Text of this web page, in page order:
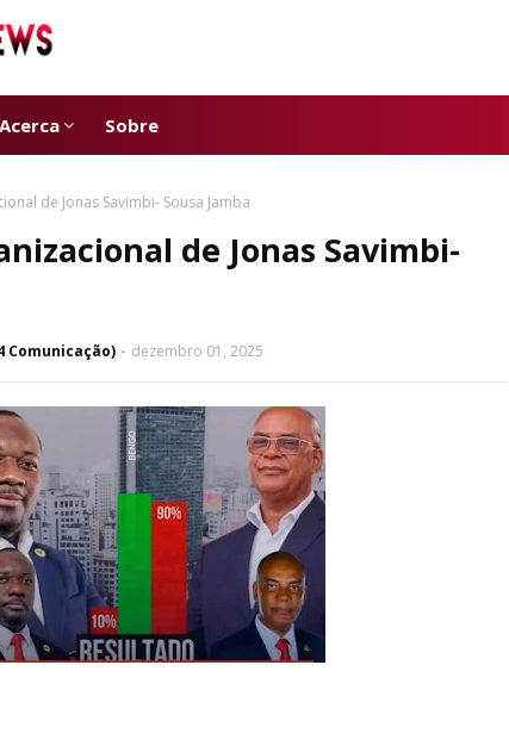
Acerca Sobre
de Jonas Savimbi- Sousa Jamba
de Jonas Savimbi-
Comunicação) dezembro 01, 2025